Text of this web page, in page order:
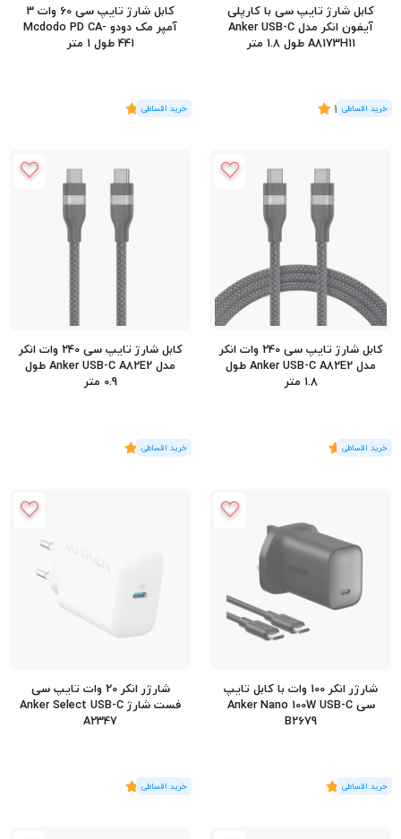
کابل شارژ تایپ سی با کارپلی
آیفون انکر مدل Anker USB-C
A8173H11 طول 1.8 متر
(5 رای)
4.6
کابل شارژ تایپ سی 60 وات 3
آمپر مک دودو Mcdodo PD CA-
441 طول 1 متر
(2 رای)
5
کابل شارژ تایپ سی 240 وات انکر
مدل Anker USB-C A82E2 طول
1.8 متر
(1رای)
5
کابل شارژ تایپ سی 240 وات انکر
مدل Anker USB-C A82E2 طول
0.9 متر
(3 رای)
5
شارژر انکر 100 وات با کابل تایپ
سی Anker Nano 100W USB-C
B2679
(2 رای)
5
شارژر انکر 20 وات تایپ سی
فست شارژ Anker Select USB-C
A2347
(2 رای)
5